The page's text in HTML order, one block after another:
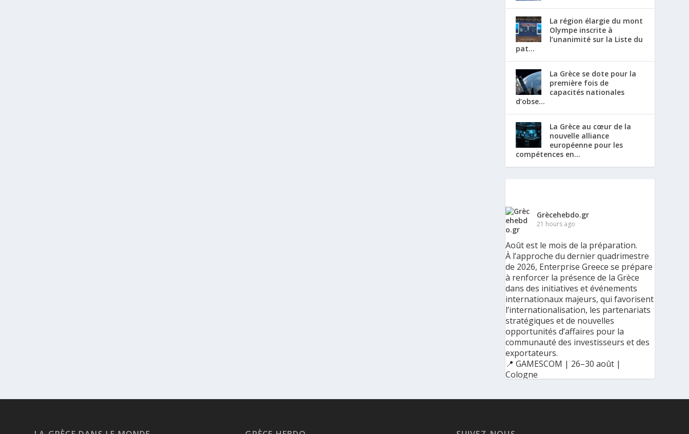
La région élargie du mont
Olympe inscrite à
l’unanimité sur la Liste du
pat...
La Grèce se dote pour la
première fois de
capacités nationales
d’obse...
La Grèce au cœur de la
nouvelle alliance
européenne pour les
compétences en...
Grècehebdo.gr
21 hours ago
Août est le mois de la préparation.
À l’approche du dernier quadrimestre
de 2026, Enterprise Greece se prépare
à renforcer la présence de la Grèce
dans des initiatives et événements
internationaux majeurs, qui favorisent
l’internationalisation, les partenariats
stratégiques et de nouvelles
opportunités d’affaires pour la
communauté des investisseurs et des
exportateurs.
📍 GAMESCOM | 26–30 août |
Cologne